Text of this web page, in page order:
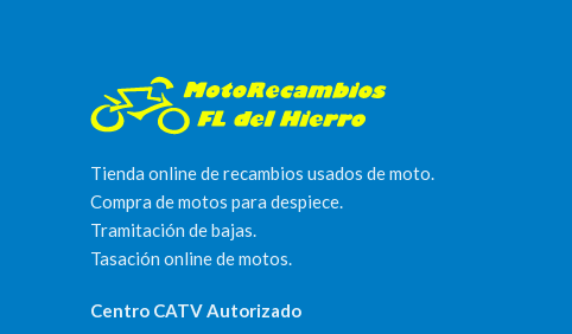
Tienda online de recambios usados de moto.
Compra de motos para despiece.
Tramitación de bajas.
Tasación online de motos.
Centro CATV Autorizado